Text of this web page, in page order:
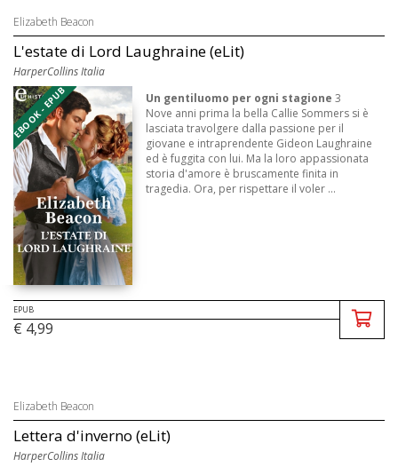
Elizabeth Beacon
L'estate di Lord Laughraine (eLit)
HarperCollins Italia
EBOOK - EPUB Un gentiluomo per ogni stagione 3
Nove anni prima la bella Callie Sommers si è
lasciata travolgere dalla passione per il
giovane e intraprendente Gideon Laughraine
ed è fuggita con lui. Ma la loro appassionata
storia d'amore è bruscamente finita in
tragedia. Ora, per rispettare il voler ...
EPUB
€ 4,99
Elizabeth Beacon
Lettera d'inverno (eLit)
HarperCollins Italia